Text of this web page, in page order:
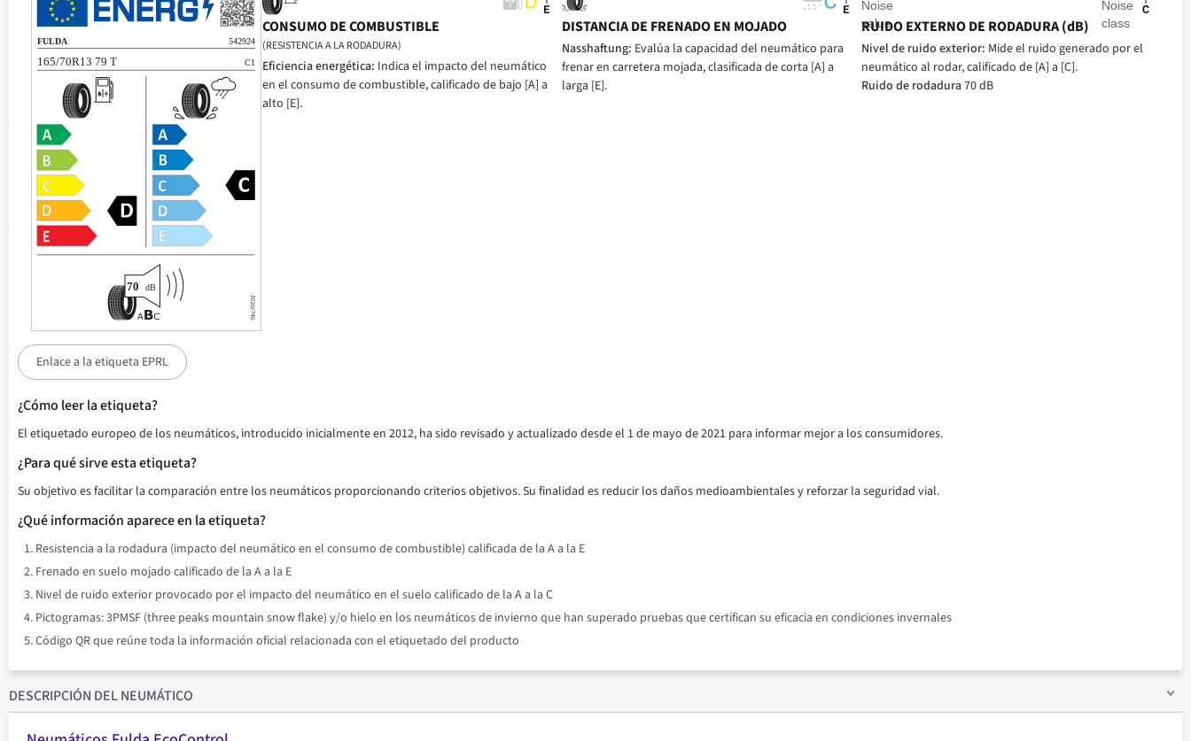
CONSUMO DE COMBUSTIBLE
(RESISTENCIA A LA RODADURA)
Eficiencia energética: Indica el impacto del neumático
en el consumo de combustible, calificado de bajo [A] a
alto [E].
DISTANCIA DE FRENADO EN MOJADO
Nasshaftung: Evalúa la capacidad del neumático para
frenar en carretera mojada, clasificada de corta [A] a
larga [E].
RUIDO EXTERNO DE RODADURA (dB)
Nivel de ruido exterior: Mide el ruido generado por el
neumático al rodar, calificado de [A] a [C].
Ruido de rodadura70 dB
Enlace a la etiqueta EPRL
¿Cómo leer la etiqueta?
El etiquetado europeo de los neumáticos, introducido inicialmente en 2012, ha sido revisado y actualizado desde el 1 de mayo de 2021 para informar mejor a los consumidores.
¿Para qué sirve esta etiqueta?
Su objetivo es facilitar la comparación entre los neumáticos proporcionando criterios objetivos. Su finalidad es reducir los daños medioambientales y reforzar la seguridad vial.
¿Qué información aparece en la etiqueta?
Resistencia a la rodadura (impacto del neumático en el consumo de combustible) calificada de la A a la E
Frenado en suelo mojado calificado de la A a la E
Nivel de ruido exterior provocado por el impacto del neumático en el suelo calificado de la A a la C
Pictogramas: 3PMSF (three peaks mountain snow flake) y/o hielo en los neumáticos de invierno que han superado pruebas que certifican su eficacia en condiciones invernales
Código QR que reúne toda la información oficial relacionada con el etiquetado del producto
DESCRIPCIÓN DEL NEUMÁTICO